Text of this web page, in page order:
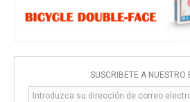
SUSCRÍBETE A NUESTRO